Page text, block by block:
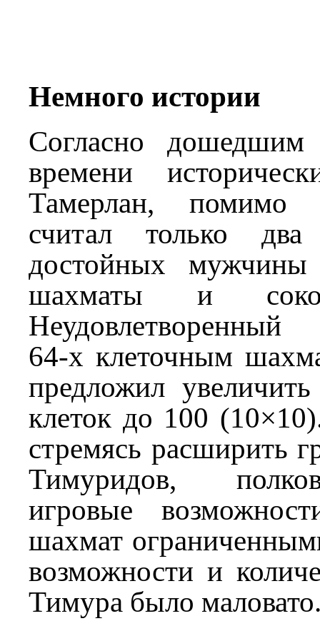
Немного истории
Согласно дошедшим
времени
Тамерлан, помимо
считал только
достойных
шахматы и
64-х клеточным
предложил
клеток до 100
стремясь расширить
Тимуридов,
игровые
шахмат
возможности и
Тимура было